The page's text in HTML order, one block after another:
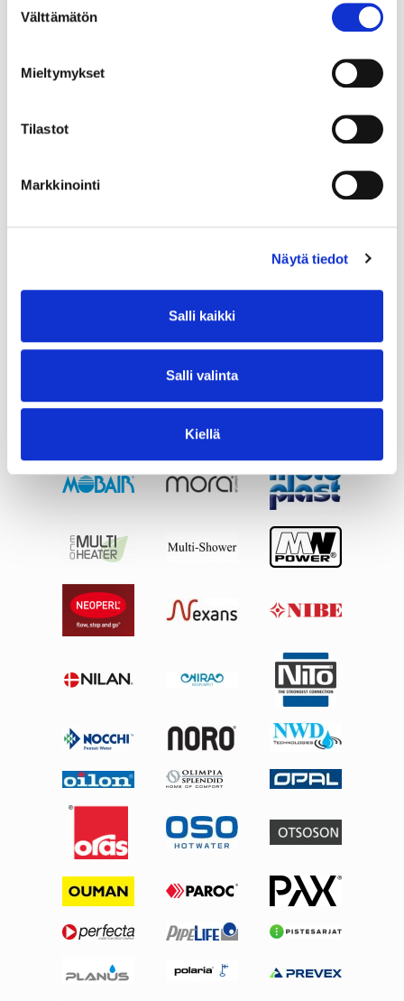
valinta
Välttämätön
Mieltymykset
Tilastot
Markkinointi
Näytä tiedot
Salli kaikki
Salli valinta
Kiellä